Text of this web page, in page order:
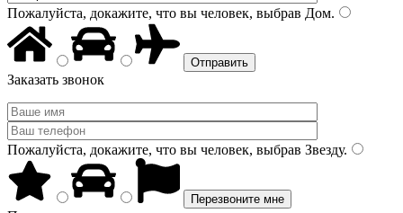
Пожалуйста, докажите, что вы человек, выбрав Дом.
Заказать звонок
Пожалуйста, докажите, что вы человек, выбрав Звезду.